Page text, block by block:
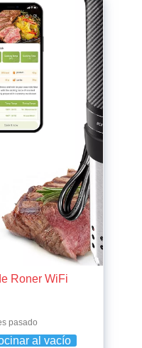
Roner WiFi
pasado
al vacío